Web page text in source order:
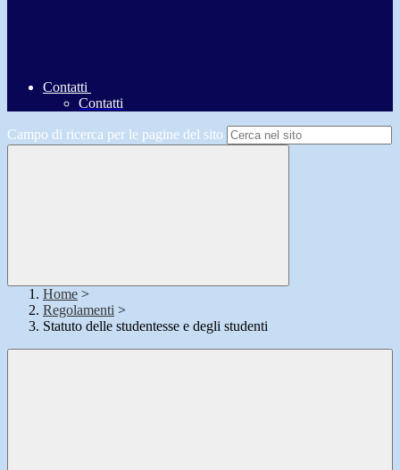
Contatti
Contatti
Campo di ricerca per le pagine del sito
Home >
Regolamenti >
Statuto delle studentesse e degli studenti